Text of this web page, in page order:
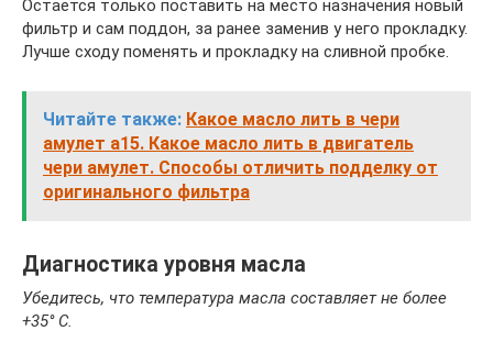
Остается только поставить на место назначения новый
фильтр и сам поддон, за ранее заменив у него прокладку.
Лучше сходу поменять и прокладку на сливной пробке.
Читайте также: Какое масло лить в чери
амулет а15. Какое масло лить в двигатель
чери амулет. Способы отличить подделку от
оригинального фильтра
Диагностика уровня масла
Убедитесь, что температура масла составляет не более
+35° С.